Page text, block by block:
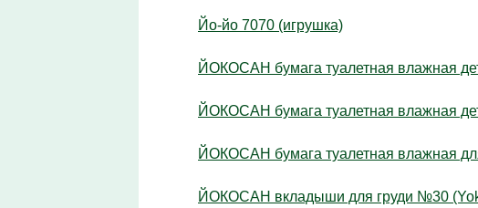
Йо-йо 7070 (игрушка)
ЙОКОСАН бумага туалетная влажная
ЙОКОСАН бумага туалетная влажная
ЙОКОСАН бумага туалетная влажная
ЙОКОСАН вкладыши для груди №30